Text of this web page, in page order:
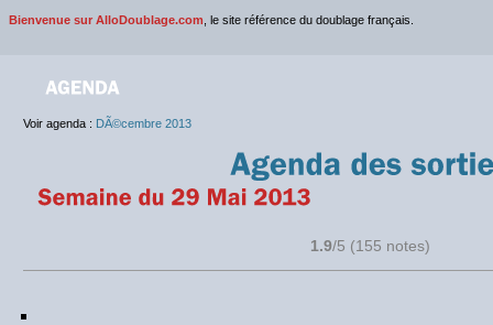
Bienvenue sur AlloDoublage.com , le site référence du doublage français.
Voir agenda : DÃ©cembre 2013
1.9/5 (155 notes)